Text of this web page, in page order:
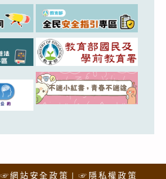
☞網站安全政策 ☞隱私權政策